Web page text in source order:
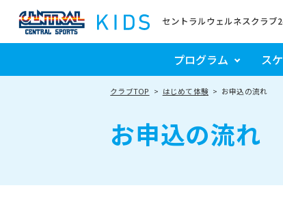
セントラルウェルネスクラブ
プログラム ス
クラブTOP はじめて体験 お申込の流れ
お申込の流れ